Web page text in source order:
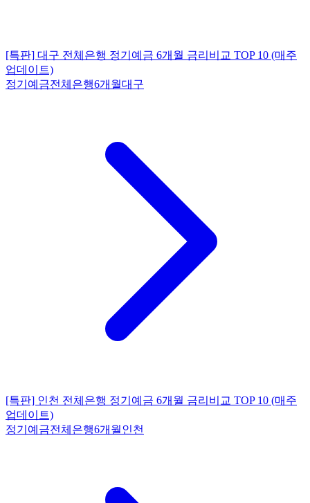
[특판] 대구 전체은행 정기예금 6개월 금리비교 TOP 10 (매주
업데이트)
정기예금전체은행6개월대구
[특판] 인천 전체은행 정기예금 6개월 금리비교 TOP 10 (매주
업데이트)
정기예금전체은행6개월인천